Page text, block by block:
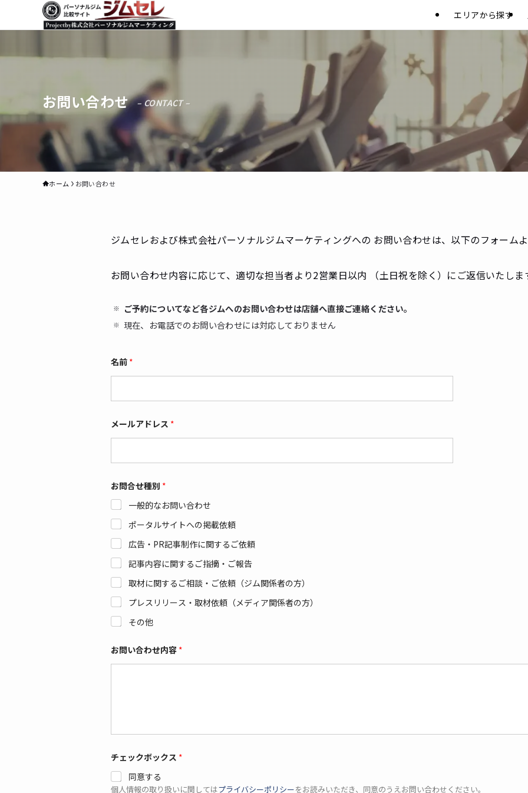
エリアから探す
お問い合わせ – CONTACT –
ホーム お問い合わせ
ジムセレおよび株式会社パーソナルジムマーケティングへの お問い合わせは、以下のフォーム
お問い合わせ内容に応じて、適切な担当者より2営業日以内 （土日祝を除く）にご返信いたしま
ご予約についてなど各ジムへのお問い合わせは店舗へ直接ご連絡ください。
現在、お電話でのお問い合わせには対応しておりません
名前 *
メールアドレス *
お問合せ種別 *
一般的なお問い合わせ
ポータルサイトへの掲載依頼
広告・PR記事制作に関するご依頼
記事内容に関するご指摘・ご報告
取材に関するご相談・ご依頼（ジム関係者の方）
プレスリリース・取材依頼（メディア関係者の方）
その他
お問い合わせ内容 *
ー
ル
ア
ド
チェックボックス *
同意する
個人情報の取り扱いに関してはプライバシーポリシーをお読みいただき、同意のうえお問い合わせください。